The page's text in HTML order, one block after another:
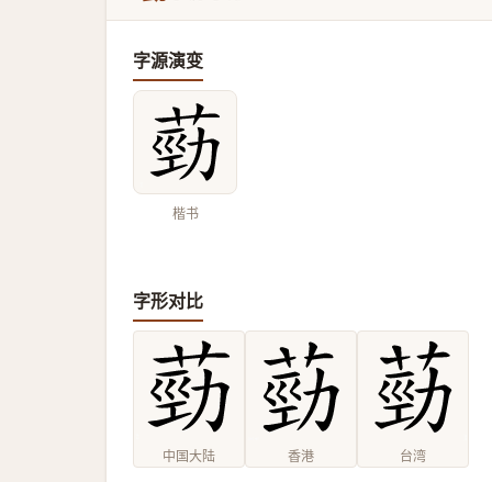
字源演变
楷书
字形对比
中国大陆 香港 台湾